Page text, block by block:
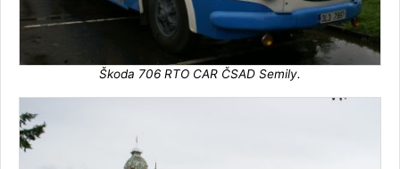
Škoda 706 RTO CAR ČSAD Semily.